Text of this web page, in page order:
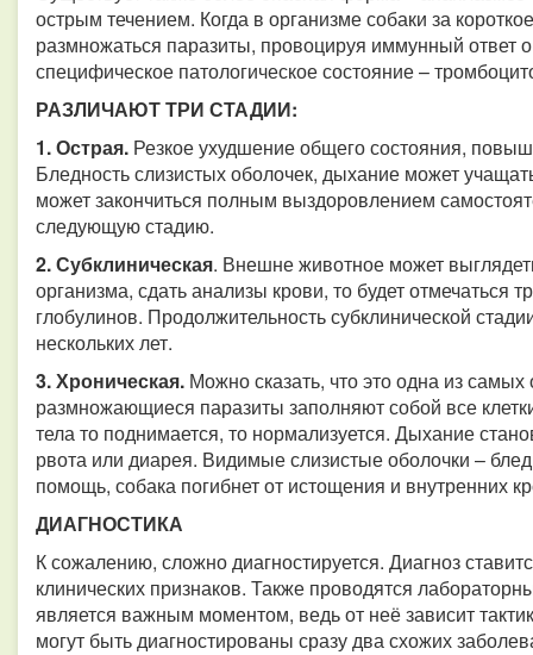
острым течением. Когда в организме собаки за
размножаться паразиты, провоцируя иммунный ответ
специфическое патологическое состояние –
РАЗЛИЧАЮТ ТРИ СТАДИИ:
1. Острая. Резкое ухудшение общего состояния,
Бледность слизистых оболочек, дыхание может
может закончиться полным выздоровлением
следующую стадию.
2. Субклиническая. Внешне животное может
организма, сдать анализы крови, то будет
глобулинов. Продолжительность субклинической
нескольких лет.
3. Хроническая. Можно сказать, что это одна из
размножающиеся паразиты заполняют собой все
тела то поднимается, то нормализуется. Дыхание
рвота или диарея. Видимые слизистые оболочки –
помощь, собака погибнет от истощения и внутренних
ДИАГНОСТИКА
К сожалению, сложно диагностируется. Диагноз
клинических признаков. Также проводятся
является важным моментом, ведь от неё зависит
могут быть диагностированы сразу два схожих